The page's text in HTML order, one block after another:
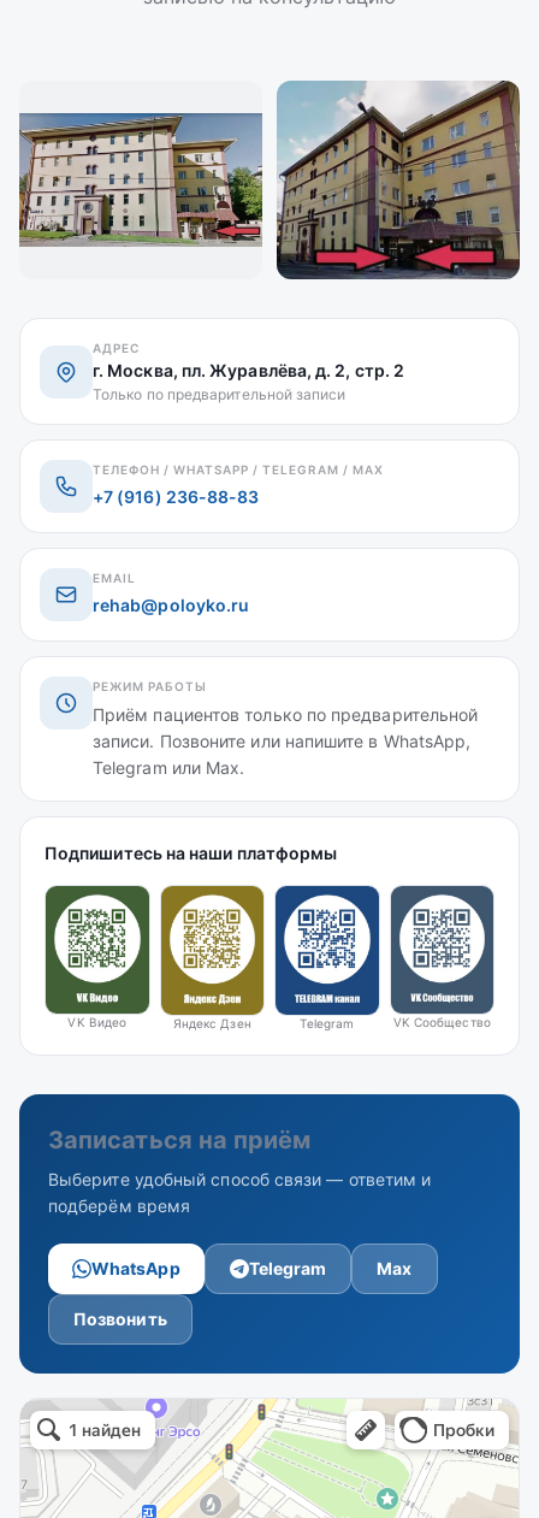
АДРЕС
г. Москва, пл. Журавлёва, д. 2, стр. 2
Только по предварительной записи
ТЕЛЕФОН / WHATSAPP / TELEGRAM / MAX
+7 (916) 236-88-83
EMAIL
rehab@poloyko.ru
РЕЖИМ РАБОТЫ
Приём пациентов только по предварительной
записи. Позвоните или напишите в WhatsApp,
Telegram или Max.
Подпишитесь на наши платформы
VK Видео Яндекс Дзен Telegram VK Сообщество
Записаться на приём
Выберите удобный способ связи — ответим и
подберём время
WhatsApp Telegram Max
Позвонить